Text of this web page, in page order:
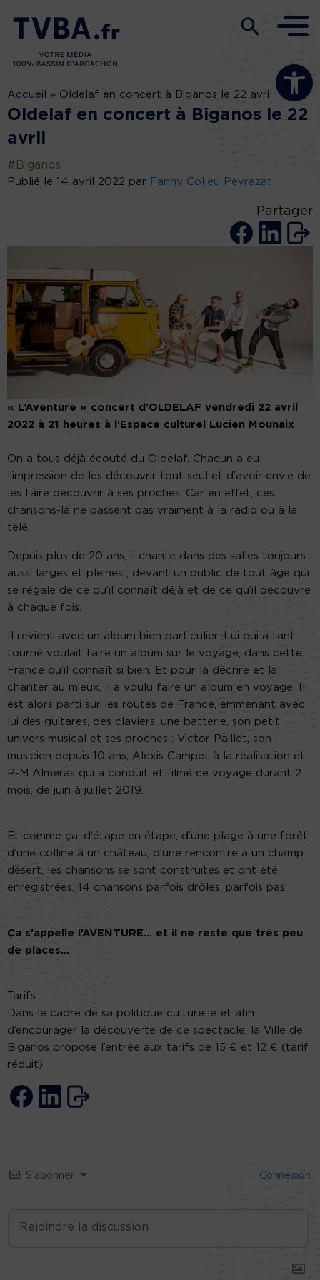
Ouvrir la
Accueil » Oldelaf en concert à Biganos le 22 avril
Oldelaf en concert à Biganos le 22
avril
#Biganos
Publié le 14 avril 2022 par Fanny Colleu Peyrazat
Partager
« L’Aventure » concert d’OLDELAF vendredi 22 avril
2022 à 21 heures à l’Espace culturel Lucien Mounaix
On a tous déjà écouté du Oldelaf. Chacun a eu
l’impression de les découvrir tout seul et d’avoir envie de
les faire découvrir à ses proches. Car en effet, ces
chansons-là ne passent pas vraiment à la radio ou à la
télé.
Depuis plus de 20 ans, il chante dans des salles toujours
aussi larges et pleines ; devant un public de tout âge qui
se régale de ce qu’il connaît déjà et de ce qu’il découvre
à chaque fois.
Il revient avec un album bien particulier. Lui qui a tant
tourné voulait faire un album sur le voyage, dans cette
France qu’il connaît si bien. Et pour la décrire et la
chanter au mieux, il a voulu faire un album en voyage. Il
est alors parti sur les routes de France, emmenant avec
lui des guitares, des claviers, une batterie, son petit
univers musical et ses proches : Victor Paillet, son
musicien depuis 10 ans, Alexis Campet à la réalisation et
P-M Almeras qui a conduit et filmé ce voyage durant 2
mois, de juin à juillet 2019.
Et comme ça, d‘étape en étape, d’une plage à une forêt,
d’une colline à un château, d’une rencontre à un champ
désert, les chansons se sont construites et ont été
enregistrées. 14 chansons parfois drôles, parfois pas.
Ça s’appelle l’AVENTURE… et il ne reste que très peu
de places…
Tarifs
Dans le cadre de sa politique culturelle et afin
d’encourager la découverte de ce spectacle, la Ville de
Biganos propose l’entrée aux tarifs de 15 € et 12 € (tarif
réduit)
S’abonner Connexion